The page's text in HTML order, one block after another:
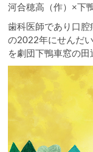
河合穂高（作）×下
歯科医師であり口
の2022年にせんだ
を劇団下鴨車窓の田